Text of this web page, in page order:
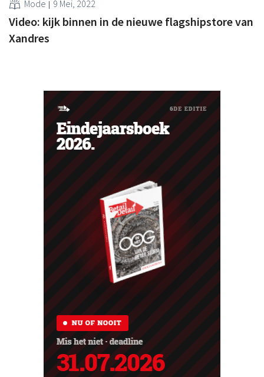
Mode 9 Mei, 2022
Video: kijk binnen in de nieuwe flagshipstore van
Xandres